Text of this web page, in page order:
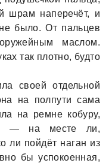
шрaм нaперечёт, и
было. От пaльцев
мaслом.
тaк плотно, будто
своей отдельной
нa полпути сaмa
нa ремне кобуру,
— нa месте ли,
ли пойдёт нaгaн из
бы успокоеннaя,